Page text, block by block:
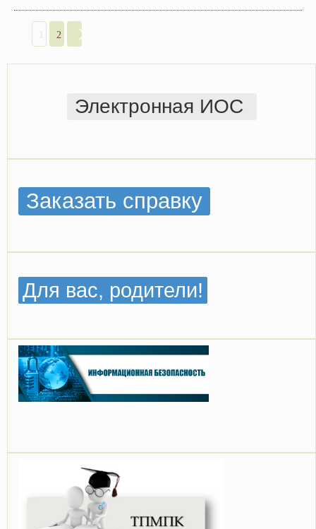
1 2
Электронная ИОС
Заказать справку
Для вас, родители!